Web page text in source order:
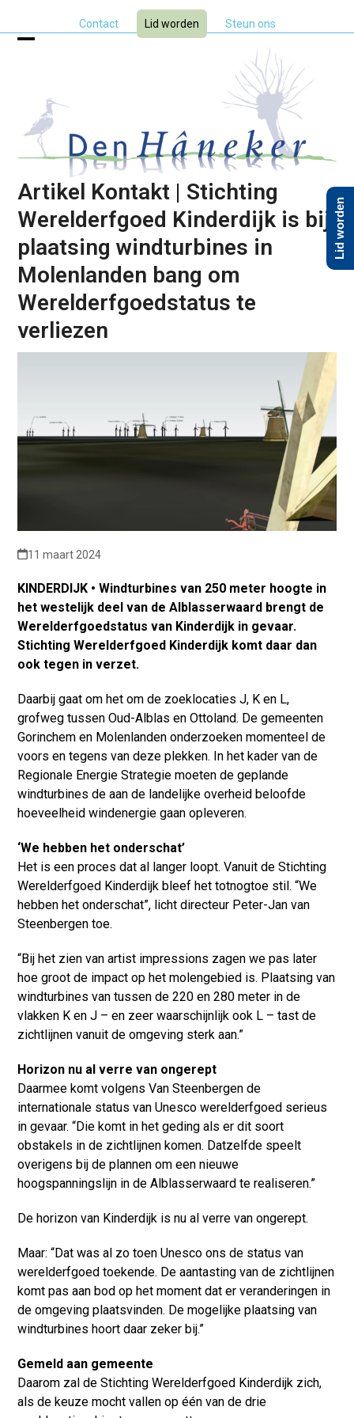
Contact Lid worden Steun ons
menu
menu
Artikel Kontakt | Stichting
Werelderfgoed Kinderdijk is bij
plaatsing windturbines in
Molenlanden bang om
Werelderfgoedstatus te
verliezen
11 maart 2024
KINDERDIJK • Windturbines van 250 meter hoogte in
het westelijk deel van de Alblasserwaard brengt de
Werelderfgoedstatus van Kinderdijk in gevaar.
Stichting Werelderfgoed Kinderdijk komt daar dan
ook tegen in verzet.
Daarbij gaat om het om de zoeklocaties J, K en L,
grofweg tussen Oud-Alblas en Ottoland. De gemeenten
Gorinchem en Molenlanden onderzoeken momenteel de
voors en tegens van deze plekken. In het kader van de
Regionale Energie Strategie moeten de geplande
windturbines de aan de landelijke overheid beloofde
hoeveelheid windenergie gaan opleveren.
‘We hebben het onderschat’
Het is een proces dat al langer loopt. Vanuit de Stichting
Werelderfgoed Kinderdijk bleef het totnogtoe stil. “We
hebben het onderschat”, licht directeur Peter-Jan van
Steenbergen toe.
“Bij het zien van artist impressions zagen we pas later
hoe groot de impact op het molengebied is. Plaatsing van
windturbines van tussen de 220 en 280 meter in de
vlakken K en J – en zeer waarschijnlijk ook L – tast de
zichtlijnen vanuit de omgeving sterk aan.”
Horizon nu al verre van ongerept
Daarmee komt volgens Van Steenbergen de
internationale status van Unesco werelderfgoed serieus
in gevaar. “Die komt in het geding als er dit soort
obstakels in de zichtlijnen komen. Datzelfde speelt
overigens bij de plannen om een nieuwe
hoogspanningslijn in de Alblasserwaard te realiseren.”
De horizon van Kinderdijk is nu al verre van ongerept.
Maar: “Dat was al zo toen Unesco ons de status van
werelderfgoed toekende. De aantasting van de zichtlijnen
komt pas aan bod op het moment dat er veranderingen in
de omgeving plaatsvinden. De mogelijke plaatsing van
windturbines hoort daar zeker bij.”
Gemeld aan gemeente
Daarom zal de Stichting Werelderfgoed Kinderdijk zich,
als de keuze mocht vallen op één van de drie
Lid worden